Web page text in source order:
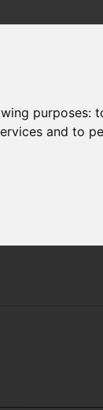
purposes:
and to